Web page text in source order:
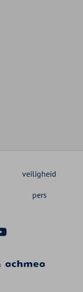
veiligheid
pers